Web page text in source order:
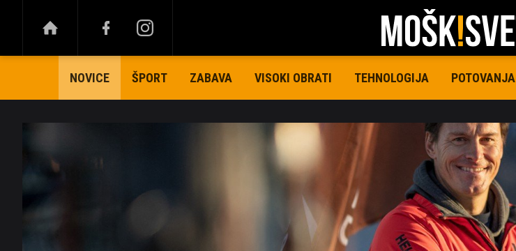
NOVICE ŠPORT ZABAVA VISOKI OBRATI TEHNOLOGIJA POTOVANJA